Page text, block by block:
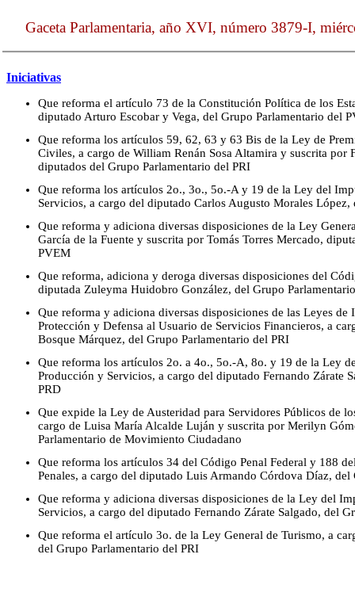
Gaceta Parlamentaria, año XVI, número 3879-I,
Iniciativas
Que reforma el artículo 73 de la Constitución Política de los
diputado Arturo Escobar y Vega, del Grupo Parlamentario del
Que reforma los artículos 59, 62, 63 y 63 Bis de la Ley de
Civiles, a cargo de William Renán Sosa Altamira y suscrita por
diputados del Grupo Parlamentario del PRI
Que reforma los artículos 2o., 3o., 5o.-A y 19 de la Ley del
Servicios, a cargo del diputado Carlos Augusto Morales
Que reforma y adiciona diversas disposiciones de la Ley
García de la Fuente y suscrita por Tomás Torres Mercado,
PVEM
Que reforma, adiciona y deroga diversas disposiciones del
diputada Zuleyma Huidobro González, del Grupo
Que reforma y adiciona diversas disposiciones de las Leyes de
Protección y Defensa al Usuario de Servicios Financieros, a
Bosque Márquez, del Grupo Parlamentario del PRI
Que reforma los artículos 2o. a 4o., 5o.-A, 8o. y 19 de la Ley
Producción y Servicios, a cargo del diputado Fernando Zárate
PRD
Que expide la Ley de Austeridad para Servidores Públicos de
cargo de Luisa María Alcalde Luján y suscrita por Merilyn
Parlamentario de Movimiento Ciudadano
Que reforma los artículos 34 del Código Penal Federal y 188
Penales, a cargo del diputado Luis Armando Córdova Díaz, del
Que reforma y adiciona diversas disposiciones de la Ley del
Servicios, a cargo del diputado Fernando Zárate Salgado, del
Que reforma el artículo 3o. de la Ley General de Turismo, a
del Grupo Parlamentario del PRI